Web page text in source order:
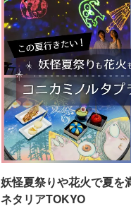
妖怪夏祭りや花火で夏を
ネタリアTOKYO